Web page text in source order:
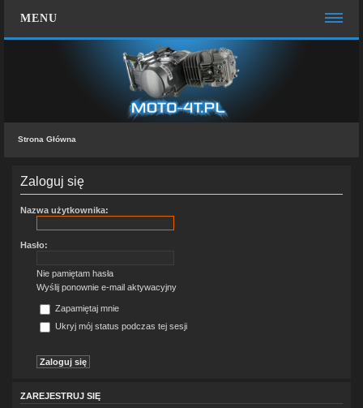
MENU
Zespół administracyjny
FAQ
MOTO CHAT
ZALOGUJ SIĘ
KONTAKT Z NAMI
Strona Główna
Zaloguj się
Nazwa użytkownika:
Hasło:
Nie pamiętam hasła
Wyślij ponownie e-mail aktywacyjny
Zapamiętaj mnie
Ukryj mój status podczas tej sesji
ZAREJESTRUJ SIĘ